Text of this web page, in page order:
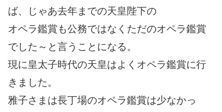
ば、じゃあ去年までの天皇陛下の
オペラ鑑賞も公務ではなくただのオペラ鑑賞
でした～と言うことになる。
現に皇太子時代の天皇はよくオペラ鑑賞に行
きました。
雅子さまは長丁場のオペラ鑑賞は少なかっ